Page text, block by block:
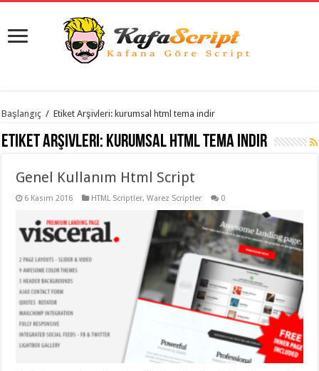
istanbul
evden
eve
organizasyon
evden
taşımacılık
evden
gaziantep
evden
taşımacılık,
evden
taşımacılık,
gaziantep
evden
Başlangıç / Etiket Arşivleri: kurumsal html tema indir
Etiket Arşivleri: kurumsal html tema indir
Genel Kullanım Html Script
6 Kasım 2016 HTML Scriptler,Warez Scriptler 0